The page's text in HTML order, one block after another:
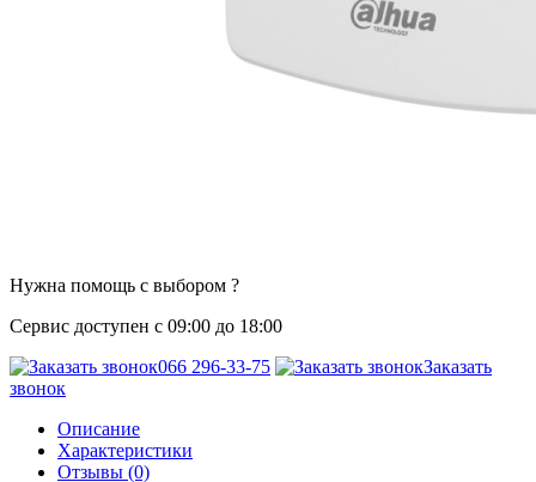
Нужна помощь с выбором ?
Сервис доступен с 09:00 до 18:00
066 296-33-75
Заказать
звонок
Описание
Характеристики
Отзывы (0)